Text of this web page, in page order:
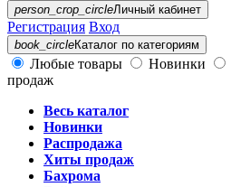
person_crop_circleЛичный кабинет
Регистрация Вход
book_circleКаталог по категориям
Любые товары Новинки
продаж
Весь каталог
Новинки
Распродажа
Хиты продаж
Бахрома